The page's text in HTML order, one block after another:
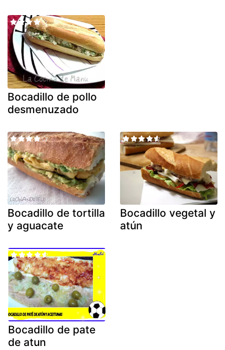
Bocadillo de pollo
desmenuzado
Bocadillo de tortilla
y aguacate
Bocadillo vegetal y
atún
Bocadillo de pate
de atun